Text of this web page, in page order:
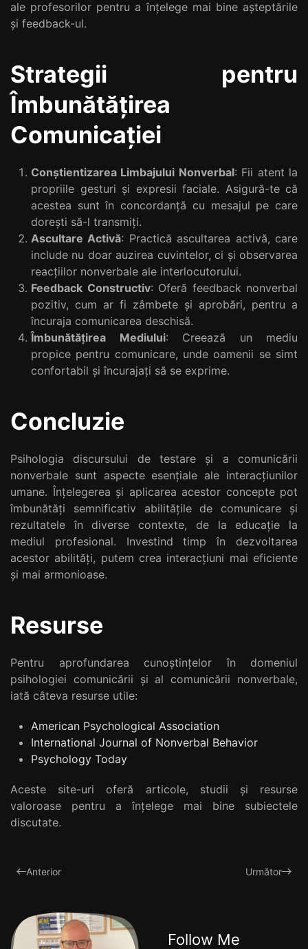
ale profesorilor pentru a înțelege mai bine așteptările
și feedback-ul.
Strategii pentru
Îmbunătățirea
Comunicației
Conștientizarea Limbajului Nonverbal: Fii atent la
propriile gesturi și expresii faciale. Asigură-te că
acestea sunt în concordanță cu mesajul pe care
dorești să-l transmiți.
Ascultare Activă: Practică ascultarea activă, care
include nu doar auzirea cuvintelor, ci și observarea
reacțiilor nonverbale ale interlocutorului.
Feedback Constructiv: Oferă feedback nonverbal
pozitiv, cum ar fi zâmbete și aprobări, pentru a
încuraja comunicarea deschisă.
Îmbunătățirea Mediului: Creează un mediu
propice pentru comunicare, unde oamenii se simt
confortabil și încurajați să se exprime.
Concluzie
Psihologia discursului de testare și a comunicării
nonverbale sunt aspecte esențiale ale interacțiunilor
umane. Înțelegerea și aplicarea acestor concepte pot
îmbunătăți semnificativ abilitățile de comunicare și
rezultatele în diverse contexte, de la educație la
mediul profesional. Investind timp în dezvoltarea
acestor abilități, putem crea interacțiuni mai eficiente
și mai armonioase.
Resurse
Pentru aprofundarea cunoștințelor în domeniul
psihologiei comunicării și al comunicării nonverbale,
iată câteva resurse utile:
American Psychological Association
International Journal of Nonverbal Behavior
Psychology Today
Aceste site-uri oferă articole, studii și resurse
valoroase pentru a înțelege mai bine subiectele
discutate.
Anterior Următor
Follow Me